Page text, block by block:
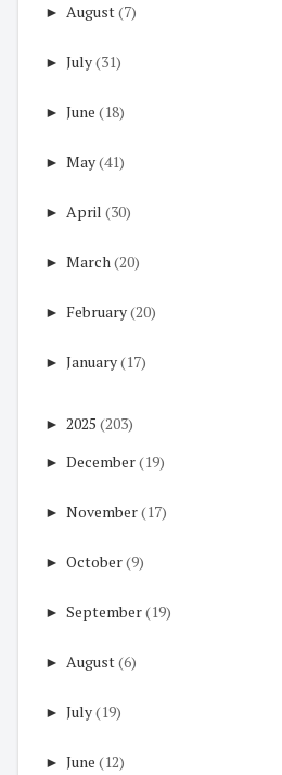
► August(7)
► July(31)
► June (18)
► May(41)
► April (30)
► March(20)
► February(20)
► January(17)
► 2025 (203)
► December(19)
► November(17)
► October(9)
► September(19)
► August(6)
► July(19)
► June (12)